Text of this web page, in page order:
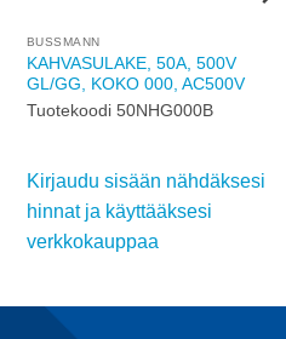
BUSSMANN
KAHVASULAKE, 50A, 500V
GL/GG, KOKO 000, AC500V
Tuotekoodi 50NHG000B
Kirjaudu sisään nähdäksesi
hinnat ja käyttääksesi
verkkokauppaa